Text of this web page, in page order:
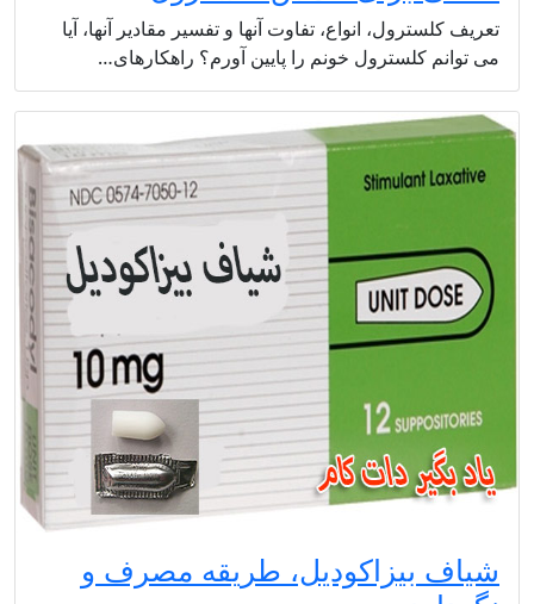
تعریف کلسترول، انواع، تفاوت آنها و تفسیر مقادیر آنها، آیا
می توانم کلسترول خونم را پایین آورم؟ راهکارهای…
شیاف بیزاکودیل، طریقه مصرف و